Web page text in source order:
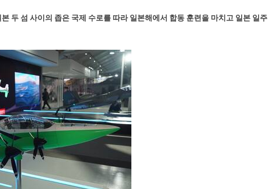
두 섬 사이의 좁은 국제 수로를 따라 일본해에서 합동 훈련을 마치고 일본 일주